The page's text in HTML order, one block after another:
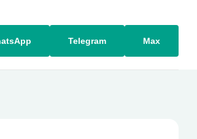
Telegram Max